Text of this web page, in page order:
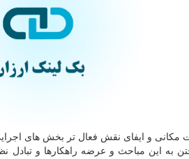
مكانی و ایفای نقش فعال تر بخش های
به این مباحث و عرضه راهكارها و